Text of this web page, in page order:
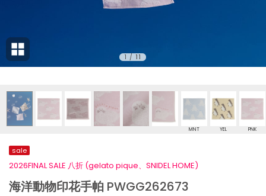
1 / 11
MNT YEL PNK
sale
2026FINAL SALE 八折 (gelato pique、SNIDEL HOME)
海洋動物印花手帕 PWGG262673